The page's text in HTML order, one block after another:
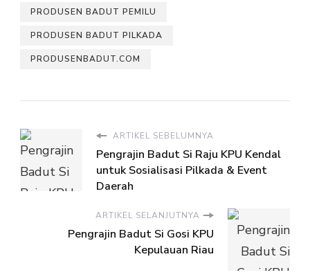
PRODUSEN BADUT PEMILU
PRODUSEN BADUT PILKADA
PRODUSENBADUT.COM
ARTIKEL SEBELUMNYA
Pengrajin Badut Si Raju KPU Kendal
untuk Sosialisasi Pilkada & Event
Daerah
ARTIKEL SELANJUTNYA
Pengrajin Badut Si Gosi KPU
Kepulauan Riau